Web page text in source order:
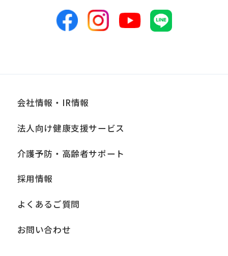
会社情報・IR情報
法人向け健康支援サービス
介護予防・高齢者サポート
採用情報
よくあるご質問
お問い合わせ